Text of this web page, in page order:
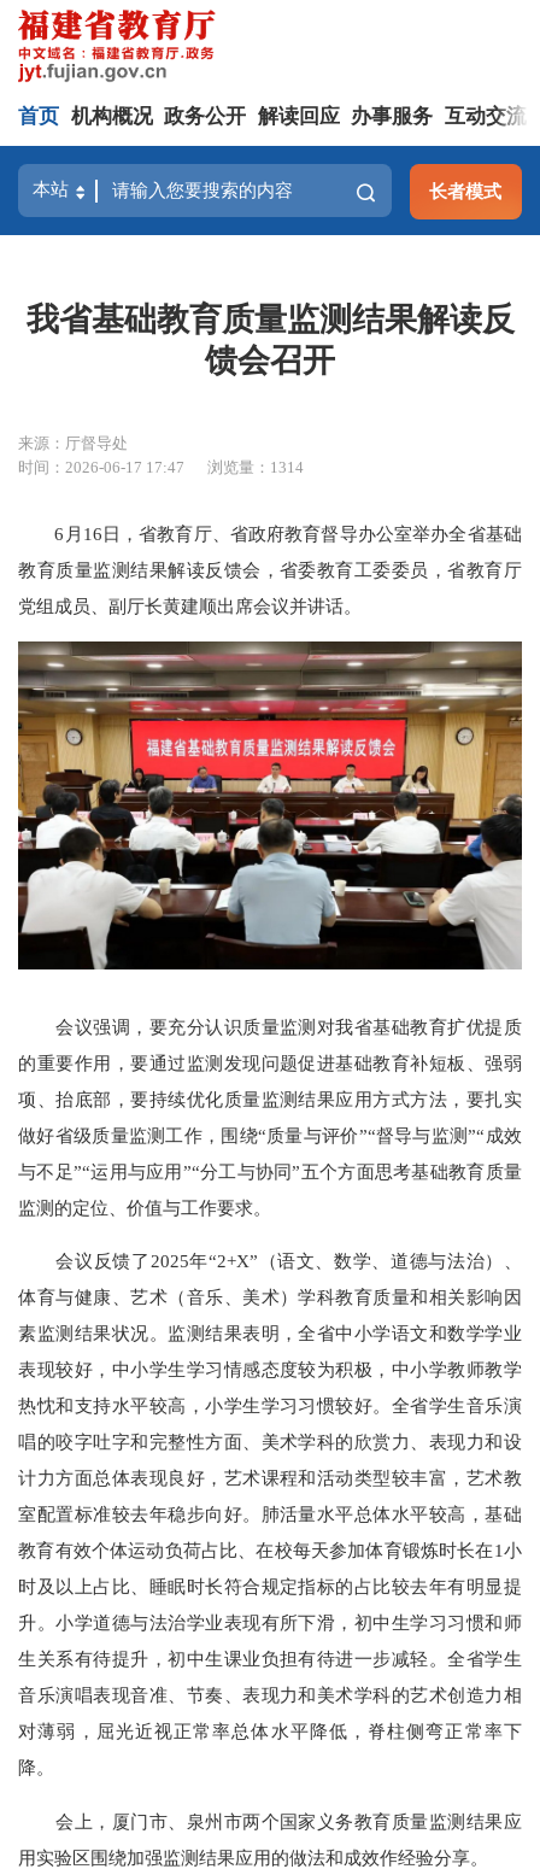
首页 机构概况 政务公开 解读回应 办事服务 互动交流
长者模式
我省基础教育质量监测结果解读反
馈会召开
来源：厅督导处
时间：2026-06-17 17:47
浏览量：1314
6月16日，省教育厅、省政府教育督导办公室举办全省基础
教育质量监测结果解读反馈会，省委教育工委委员，省教育厅
党组成员、副厅长黄建顺出席会议并讲话。
会议强调，要充分认识质量监测对我省基础教育扩优提质
的重要作用，要通过监测发现问题促进基础教育补短板、强弱
项、抬底部，要持续优化质量监测结果应用方式方法，要扎实
做好省级质量监测工作，围绕“质量与评价”“督导与监测”“成效
与不足”“运用与应用”“分工与协同”五个方面思考基础教育质量
监测的定位、价值与工作要求。
会议反馈了2025年“2+X”（语文、数学、道德与法治）、
体育与健康、艺术（音乐、美术）学科教育质量和相关影响因
素监测结果状况。监测结果表明，全省中小学语文和数学学业
表现较好，中小学生学习情感态度较为积极，中小学教师教学
热忱和支持水平较高，小学生学习习惯较好。全省学生音乐演
唱的咬字吐字和完整性方面、美术学科的欣赏力、表现力和设
计力方面总体表现良好，艺术课程和活动类型较丰富，艺术教
室配置标准较去年稳步向好。肺活量水平总体水平较高，基础
教育有效个体运动负荷占比、在校每天参加体育锻炼时长在1小
时及以上占比、睡眠时长符合规定指标的占比较去年有明显提
升。小学道德与法治学业表现有所下滑，初中生学习习惯和师
生关系有待提升，初中生课业负担有待进一步减轻。全省学生
音乐演唱表现音准、节奏、表现力和美术学科的艺术创造力相
对薄弱，屈光近视正常率总体水平降低，脊柱侧弯正常率下
降。
会上，厦门市、泉州市两个国家义务教育质量监测结果应
用实验区围绕加强监测结果应用的做法和成效作经验分享。